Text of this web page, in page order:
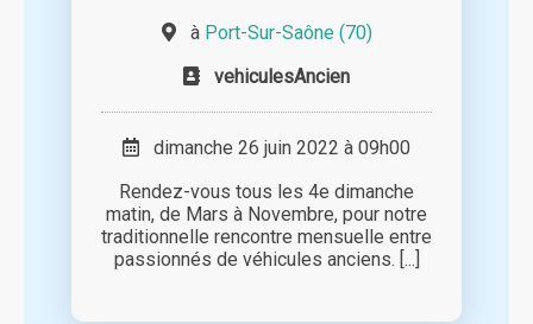
à Port-Sur-Saône (70)
vehiculesAncien
dimanche 26 juin 2022 à 09h00
Rendez-vous tous les 4e dimanche
matin, de Mars à Novembre, pour notre
traditionnelle rencontre mensuelle entre
passionnés de véhicules anciens. [...]